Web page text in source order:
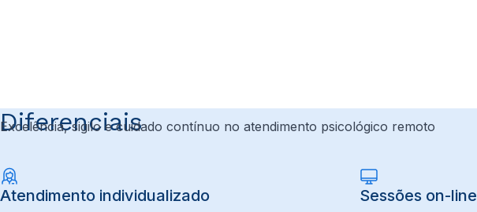
Diferenciais
Excelência, sigilo e cuidado contínuo no atendimento psicológico remoto
Atendimento individualizado Sessões on-line